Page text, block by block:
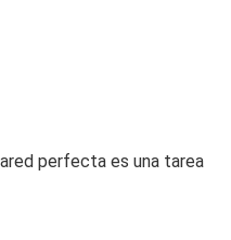
perfecta es una tarea